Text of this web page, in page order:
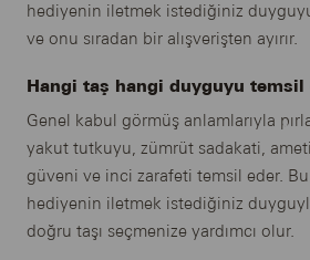
hediyenin iletmek istediğiniz
ve onu sıradan bir alışverişten ayırır.
Hangi taş hangi duyguyu temsil
Genel kabul görmüş anlamlarıyla
yakut tutkuyu, zümrüt sadakati,
güveni ve inci zarafeti temsil eder.
hediyenin iletmek istediğiniz
doğru taşı seçmenize yardımcı olur.